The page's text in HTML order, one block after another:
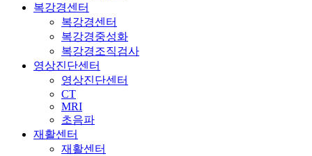
복강경센터
복강경센터
복강경중성화
복강경조직검사
영상진단센터
영상진단센터
CT
MRI
초음파
재활센터
재활센터